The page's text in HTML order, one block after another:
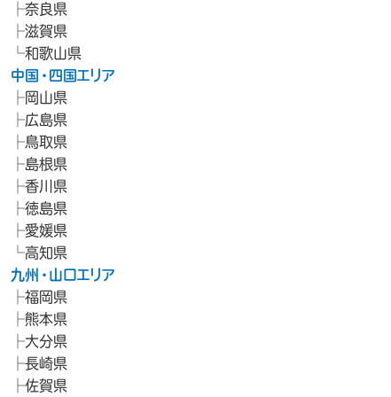
奈良県
滋賀県
和歌山県
中国・四国エリア
岡山県
広島県
鳥取県
島根県
香川県
徳島県
愛媛県
高知県
九州・山口エリア
福岡県
熊本県
大分県
長崎県
佐賀県